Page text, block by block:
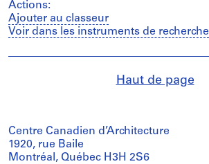
Actions:
Ajouter au classeur
Voir dans les instruments de recherche
Haut de page
Centre Canadien d’Architecture
1920, rue Baile
Montréal, Québec H3H 2S6